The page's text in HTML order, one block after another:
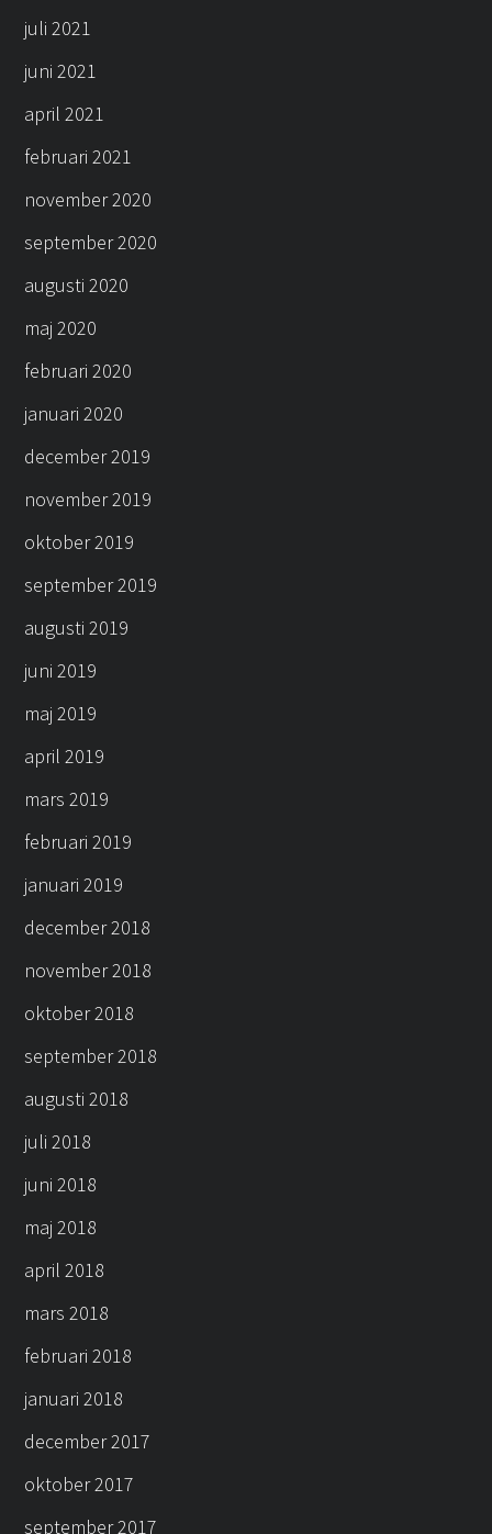
juli 2021
juni 2021
april 2021
februari 2021
november 2020
september 2020
augusti 2020
maj 2020
februari 2020
januari 2020
december 2019
november 2019
oktober 2019
september 2019
augusti 2019
juni 2019
maj 2019
april 2019
mars 2019
februari 2019
januari 2019
december 2018
november 2018
oktober 2018
september 2018
augusti 2018
juli 2018
juni 2018
maj 2018
april 2018
mars 2018
februari 2018
januari 2018
december 2017
oktober 2017
september 2017